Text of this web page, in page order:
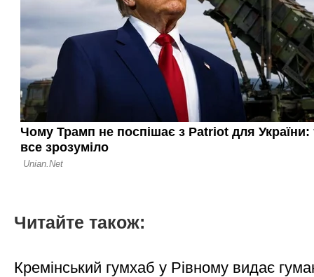
Читайте також:
Кремінський гумхаб у Рівному видає